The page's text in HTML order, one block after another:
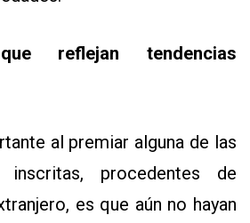
reflejan tendencias
al premiar alguna de las
inscritas, procedentes de
es que aún no hayan